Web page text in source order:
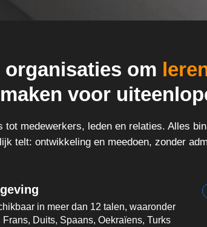
om
maken voor
tot medewerkers, leden en relaties. Alles
telt: ontwikkeling en meedoen, zonder
in meer dan 12 talen, waaronder
Duits, Spaans, Oekraïens, Turks